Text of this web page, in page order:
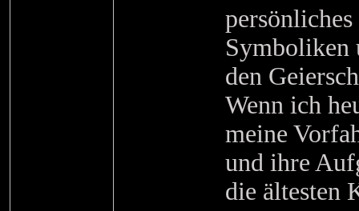
Symboliken
den
Wenn ich
meine
und ihre
die ältesten